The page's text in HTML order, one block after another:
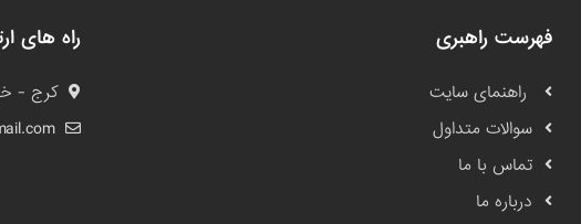
فهرست راهبری
راهنمای سایت
سوالات متداول
تماس با ما
درباره ما
راه های
کرج -